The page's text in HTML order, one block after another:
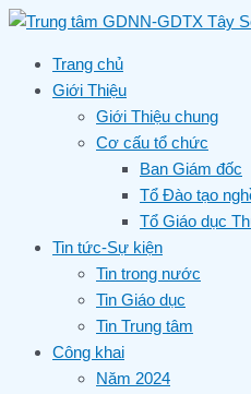
Skip
contentTrang chủ
Giới Thiệu
Giới Thiệu chung
Cơ cấu tổ chức
Ban Giám đốc
Tổ Đào tạo
Tổ Giáo dục
Tin tức-Sự kiện
Tin trong nước
Tin Giáo dục
Tin Trung tâm
Công khai
Năm 2024